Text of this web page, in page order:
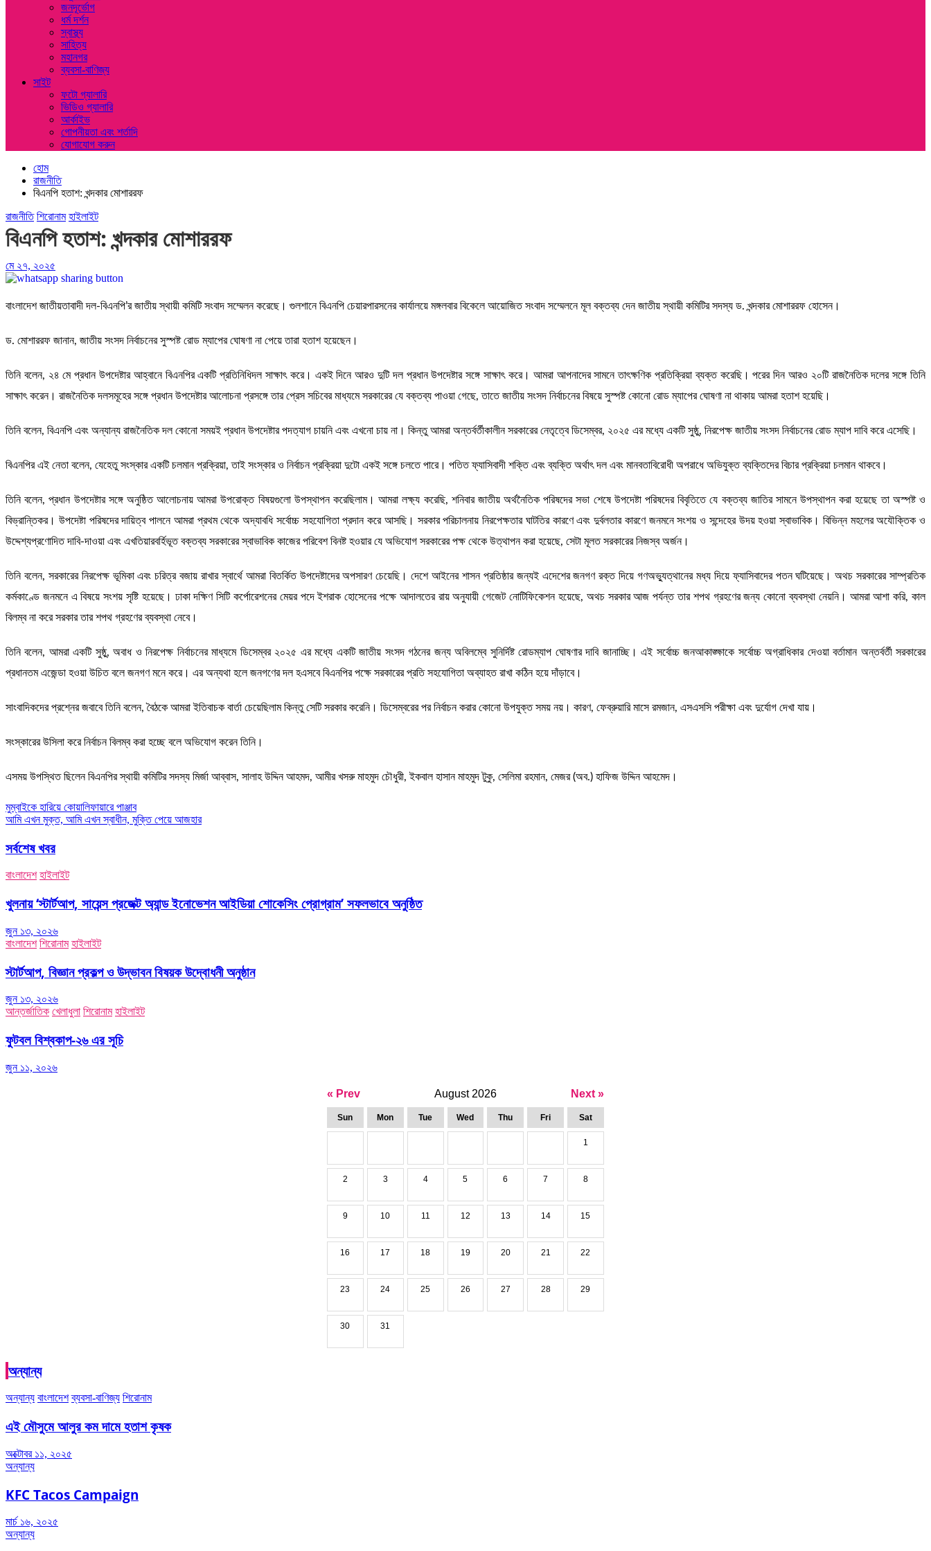
জনদূর্ভোগ
ধর্ম দর্শন
স্বাস্থ্য
সাহিত্য
মহানগর
ব্যবসা-বাণিজ্য
সাইট
ফটো গ্যালারি
ভিডিও গ্যালারি
আর্কাইভ
গোপনীয়তা এবং শর্তাদি
যোগাযোগ করুন
হোম
রাজনীতি
বিএনপি হতাশ: খন্দকার মোশাররফ
রাজনীতি শিরোনাম হাইলাইট
বিএনপি হতাশ: খন্দকার মোশাররফ
মে ২৭, ২০২৫
বাংলাদেশ জাতীয়তাবাদী দল-বিএনপি’র জাতীয় স্থায়ী কমিটি সংবাদ সম্মেলন করেছে। গুলশানে বিএনপি চেয়ারপারসনের কার্যালয়ে মঙ্গলবার বিকেলে আয়োজিত সংবাদ সম্মেলনে মূল বক্তব্য দেন জাতীয় স্থায়ী কমিটির সদস্য ড. খন্দকার মোশাররফ হোসেন।
ড. মোশাররফ জানান, জাতীয় সংসদ নির্বাচনের সুস্পষ্ট রোড ম্যাপের ঘোষণা না পেয়ে তারা হতাশ হয়েছেন।
তিনি বলেন, ২৪ মে প্রধান উপদেষ্টার আহ্বানে বিএনপির একটি প্রতিনিধিদল সাক্ষাৎ করে। একই দিনে আরও দুটি দল প্রধান উপদেষ্টার সঙ্গে সাক্ষাৎ করে। আমরা আপনাদের সামনে তাৎক্ষণিক প্রতিক্রিয়া ব্যক্ত করেছি। পরের দিন আরও ২০টি রাজনৈতিক দলের সঙ্গে তিনি
সাক্ষাৎ করেন। রাজনৈতিক দলসমূহের সঙ্গে প্রধান উপদেষ্টার আলোচনা প্রসঙ্গে তার প্রেস সচিবের মাধ্যমে সরকারের যে বক্তব্য পাওয়া গেছে, তাতে জাতীয় সংসদ নির্বাচনের বিষয়ে সুস্পষ্ট কোনো রোড ম্যাপের ঘোষণা না থাকায় আমরা হতাশ হয়েছি।
তিনি বলেন, বিএনপি এবং অন্যান্য রাজনৈতিক দল কোনো সময়ই প্রধান উপদেষ্টার পদত্যাগ চায়নি এবং এখনো চায় না। কিন্তু আমরা অন্তর্বর্তীকালীন সরকারের নেতৃত্বে ডিসেম্বর, ২০২৫ এর মধ্যে একটি সুষ্ঠু, নিরপেক্ষ জাতীয় সংসদ নির্বাচনের রোড ম্যাপ দাবি করে এসেছি।
বিএনপির এই নেতা বলেন, যেহেতু সংস্কার একটি চলমান প্রক্রিয়া, তাই সংস্কার ও নির্বাচন প্রক্রিয়া দুটো একই সঙ্গে চলতে পারে। পতিত ফ্যাসিবাদী শক্তি এবং ব্যক্তি অর্থাৎ দল এবং মানবতাবিরোধী অপরাধে অভিযুক্ত ব্যক্তিদের বিচার প্রক্রিয়া চলমান থাকবে।
তিনি বলেন, প্রধান উপদেষ্টার সঙ্গে অনুষ্ঠিত আলোচনায় আমরা উপরোক্ত বিষয়গুলো উপস্থাপন করেছিলাম। আমরা লক্ষ্য করেছি, শনিবার জাতীয় অর্থনৈতিক পরিষদের সভা শেষে উপদেষ্টা পরিষদের বিবৃতিতে যে বক্তব্য জাতির সামনে উপস্থাপন করা হয়েছে তা অস্পষ্ট ও
বিভ্রান্তিকর। উপদেষ্টা পরিষদের দায়িত্ব পালনে আমরা প্রথম থেকে অদ্যাবধি সর্বোচ্চ সহযোগিতা প্রদান করে আসছি। সরকার পরিচালনায় নিরপেক্ষতার ঘাটতির কারণে এবং দুর্বলতার কারণে জনমনে সংশয় ও সন্দেহের উদয় হওয়া স্বাভাবিক। বিভিন্ন মহলের অযৌক্তিক ও
উদ্দেশ্যপ্রণোদিত দাবি-দাওয়া এবং এখতিয়ারবর্হিভূত বক্তব্য সরকারের স্বাভাবিক কাজের পরিবেশ বিনষ্ট হওয়ার যে অভিযোগ সরকারের পক্ষ থেকে উত্থাপন করা হয়েছে, সেটা মূলত সরকারের নিজস্ব অর্জন।
তিনি বলেন, সরকারের নিরপেক্ষ ভূমিকা এবং চরিত্র বজায় রাখার স্বার্থে আমরা বিতর্কিত উপদেষ্টাদের অপসারণ চেয়েছি। দেশে আইনের শাসন প্রতিষ্ঠার জন্যই এদেশের জনগণ রক্ত দিয়ে গণঅভ্যুত্থানের মধ্য দিয়ে ফ্যাসিবাদের পতন ঘটিয়েছে। অথচ সরকারের সাম্প্রতিক
কর্মকাণ্ডে জনমনে এ বিষয়ে সংশয় সৃষ্টি হয়েছে। ঢাকা দক্ষিণ সিটি কর্পোরেশনের মেয়র পদে ইশরাক হোসেনের পক্ষে আদালতের রায় অনুযায়ী গেজেট নোটিফিকেশন হয়েছে, অথচ সরকার আজ পর্যন্ত তার শপথ গ্রহণের জন্য কোনো ব্যবস্থা নেয়নি। আমরা আশা করি, কাল
বিলম্ব না করে সরকার তার শপথ গ্রহণের ব্যবস্থা নেবে।
তিনি বলেন, আমরা একটি সুষ্ঠু, অবাধ ও নিরপেক্ষ নির্বাচনের মাধ্যমে ডিসেম্বর ২০২৫ এর মধ্যে একটি জাতীয় সংসদ গঠনের জন্য অবিলম্বে সুনির্দিষ্ট রোডম্যাপ ঘোষণার দাবি জানাচ্ছি। এই সর্বোচ্চ জনআকাঙ্ক্ষাকে সর্বোচ্চ অগ্রাধিকার দেওয়া বর্তামান অন্তর্বর্তী সরকারের
প্রধানতম এজেন্ডা হওয়া উচিত বলে জনগণ মনে করে। এর অন্যথা হলে জনগণের দল হএসবে বিএনপির পক্ষে সরকারের প্রতি সহযোগিতা অব্যাহত রাখা কঠিন হয়ে দাঁড়াবে।
সাংবাদিকদের প্রশ্নের জবাবে তিনি বলেন, বৈঠকে আমরা ইতিবাচক বার্তা চেয়েছিলাম কিন্তু সেটি সরকার করেনি। ডিসেম্বরের পর নির্বাচন করার কোনো উপযুক্ত সময় নয়। কারণ, ফেব্রুয়ারি মাসে রমজান, এসএসসি পরীক্ষা এবং দুর্যোগ দেখা যায়।
সংস্কারের উসিলা করে নির্বাচন বিলম্ব করা হচ্ছে বলে অভিযোগ করেন তিনি।
এসময় উপস্থিত ছিলেন বিএনপির স্থায়ী কমিটির সদস্য মির্জা আব্বাস, সালাহ উদ্দিন আহমদ, আমীর খসরু মাহমুদ চৌধুরী, ইকবাল হাসান মাহমুদ টুকু, সেলিমা রহমান, মেজর (অব.) হাফিজ উদ্দিন আহমেদ।
Post
navigation
মুম্বাইকে হারিয়ে কোয়ালিফায়ারে পাঞ্জাব
আমি এখন মুক্ত, আমি এখন স্বাধীন, মুক্তি পেয়ে আজহার
সর্বশেষ খবর
বাংলাদেশ হাইলাইট
খুলনায় ‘স্টার্টআপ, সায়েন্স প্রজেক্ট অ্যান্ড ইনোভেশন আইডিয়া শোকেসিং প্রোগ্রাম’ সফলভাবে অনুষ্ঠিত
জুন ১৩, ২০২৬
বাংলাদেশ শিরোনাম হাইলাইট
স্টার্টআপ, বিজ্ঞান প্রকল্প ও উদ্ভাবন বিষয়ক উদ্বোধনী অনুষ্ঠান
জুন ১৩, ২০২৬
আন্তর্জাতিক খেলাধুলা শিরোনাম হাইলাইট
ফুটবল বিশ্বকাপ-২৬ এর সূচি
জুন ১১, ২০২৬
« Prev August 2026 Next »
Sun Mon Tue Wed Thu Fri Sat
1
2 3 4 5 6 7 8
9 10 11 12 13 14 15
16 17 18 19 20 21 22
23 24 25 26 27 28 29
30 31
অন্যান্য
অন্যান্য বাংলাদেশ ব্যবসা-বাণিজ্য শিরোনাম
এই মৌসুমে আলুর কম দামে হতাশ কৃষক
অক্টোবর ১১, ২০২৫
অন্যান্য
KFC Tacos Campaign
মার্চ ১৬, ২০২৫
অন্যান্য